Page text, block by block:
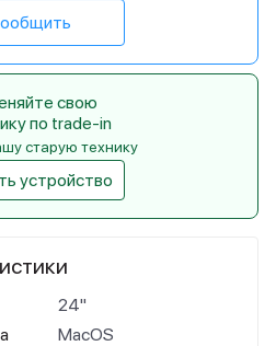
24"
MacOS
свою
по trade-in
старую технику
устройство